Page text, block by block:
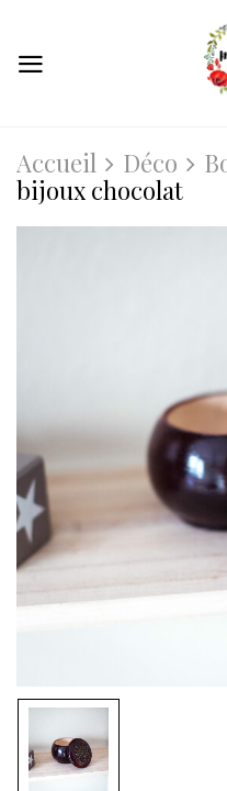
Accueil Déco
bijoux chocolat